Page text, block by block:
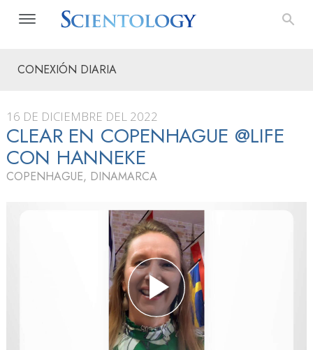
CONEXIÓN DIARIA
16 DE DICIEMBRE DEL 2022
CLEAR EN COPENHAGUE @LIFE
CON HANNEKE
COPENHAGUE, DINAMARCA